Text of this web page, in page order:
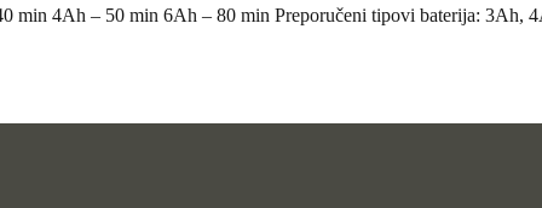
min 4Ah – 50 min 6Ah – 80 min Preporučeni tipovi baterija: 3Ah,